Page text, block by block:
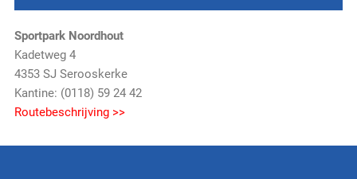
Sportpark Noordhout
Kadetweg 4
4353 SJ Serooskerke
Kantine: (0118) 59 24 42
Routebeschrijving >>